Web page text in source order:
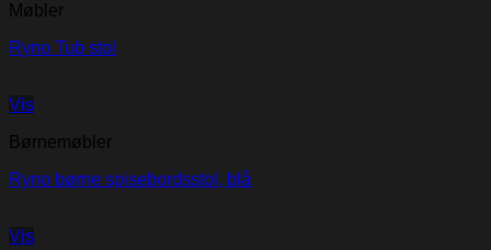
Møbler
Ryno Tub stol
Vis
Børnemøbler
Ryno børne spisebordsstol, blå
Vis